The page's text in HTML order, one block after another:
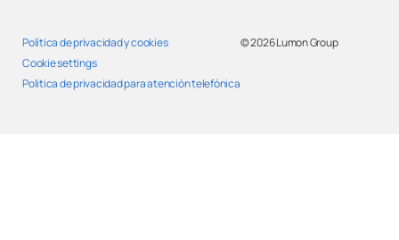
Política de privacidad y cookies
Cookie settings
Politica de privacidad para atención telefónica
© 2026Lumon Group